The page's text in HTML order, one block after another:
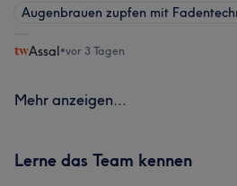
Augenbrauen zupfen mit
Assal•vor 3 Tagen
Mehr anzeigen...
Lerne das Team kennen